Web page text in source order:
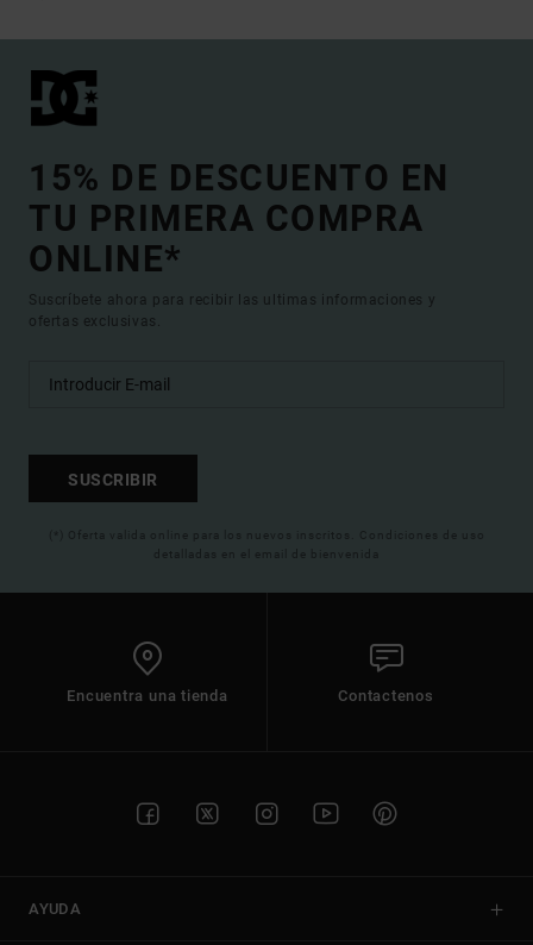
15% DE DESCUENTO EN
TU PRIMERA COMPRA
ONLINE*
Suscríbete ahora para recibir las ultimas informaciones y
ofertas exclusivas.
SUSCRIBIR
(*) Oferta valida online para los nuevos inscritos. Condiciones de uso
detalladas en el email de bienvenida
Encuentra una tienda Contactenos
AYUDA